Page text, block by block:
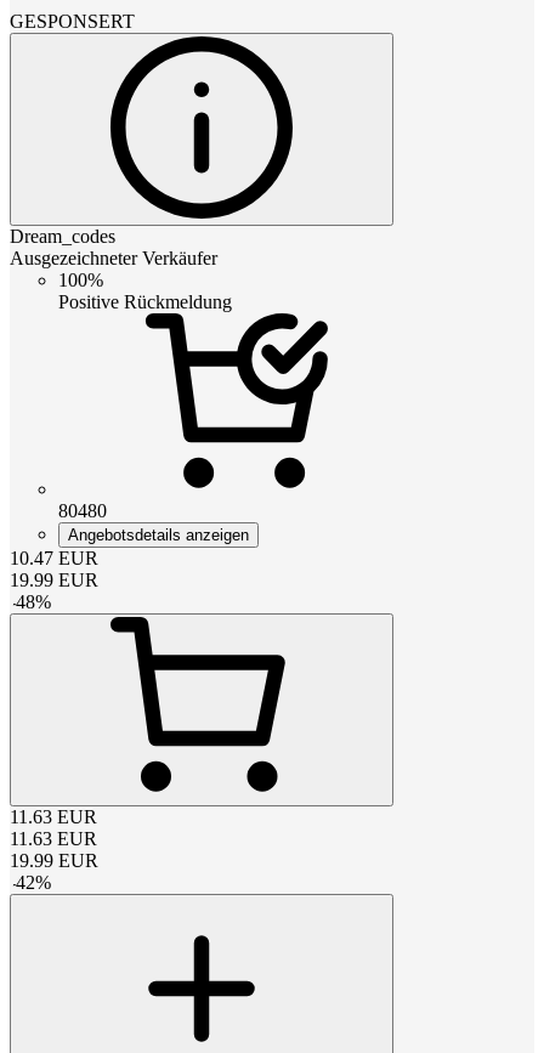
GESPONSERT
Dream_codes
Ausgezeichneter Verkäufer
100%
Positive Rückmeldung
80480
Angebotsdetails anzeigen
10.47 EUR
19.99 EUR
-48%
11.63 EUR
11.63 EUR
19.99 EUR
-42%